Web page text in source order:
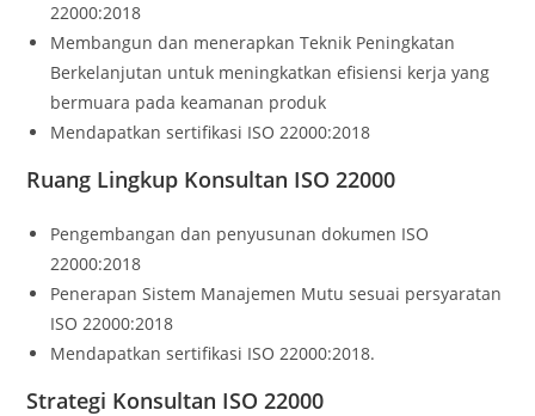
22000:2018
Membangun dan menerapkan Teknik Peningkatan
Berkelanjutan untuk meningkatkan efisiensi kerja yang
bermuara pada keamanan produk
Mendapatkan sertifikasi ISO 22000:2018
Ruang Lingkup Konsultan ISO 22000
Pengembangan dan penyusunan dokumen ISO
22000:2018
Penerapan Sistem Manajemen Mutu sesuai persyaratan
ISO 22000:2018
Mendapatkan sertifikasi ISO 22000:2018.
Strategi Konsultan ISO 22000